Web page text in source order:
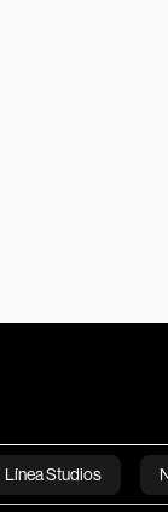
Línea Studios